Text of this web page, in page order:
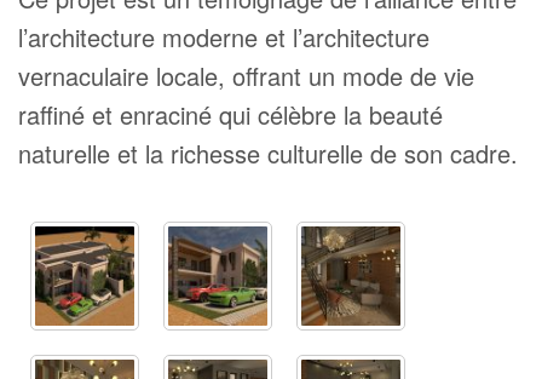
l’architecture moderne et l’architecture
vernaculaire locale, offrant un mode de vie
raffiné et enraciné qui célèbre la beauté
naturelle et la richesse culturelle de son cadre.